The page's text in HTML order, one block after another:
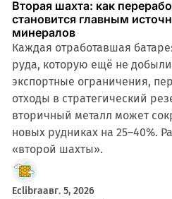
Вторая шахта: как
становится главным
минералов
Каждая отработавшая
руда, которую ещё не
экспортные ограничения,
отходы в стратегический
вторичный металл может
новых рудниках на 25–40%.
«второй шахты».
Eclibraавг. 5, 2026